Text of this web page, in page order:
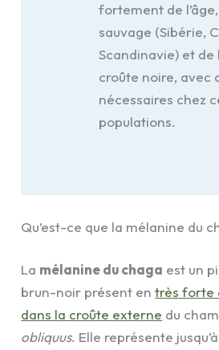
fortement de
sauvage (Sibérie,
Scandinavie) et de
croûte noire, avec
nécessaires chez
populations.
Qu’est-ce que la mélanine du
La mélanine du chaga est un
brun-noir présent entrès forte
dans la croûte externe du
obliquus. Elle représente